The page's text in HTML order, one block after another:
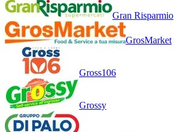
Gran Risparmio
GrosMarket
Gross106
Grossy